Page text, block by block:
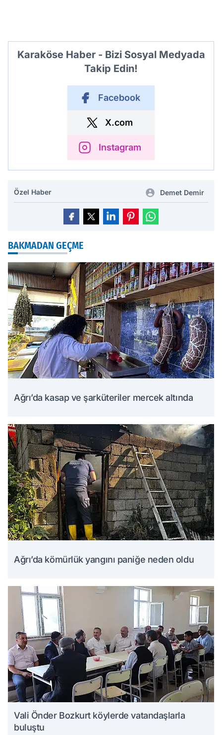
Karaköse Haber - Bizi Sosyal Medyada
Takip Edin!
Facebook
X.com
Instagram
Özel Haber Demet Demir
BAKMADAN GEÇME
Ağrı’da kasap ve şarküteriler mercek altında
Ağrı’da kömürlük yangını paniğe neden oldu
Vali Önder Bozkurt köylerde vatandaşlarla
buluştu